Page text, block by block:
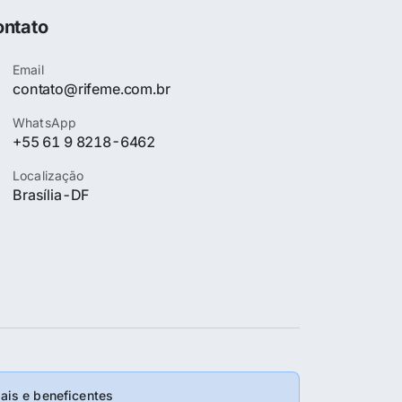
Email
contato@rifeme.com.br
WhatsApp
+55 61 9 8218-6462
Localização
Brasília-DF
e beneficentes